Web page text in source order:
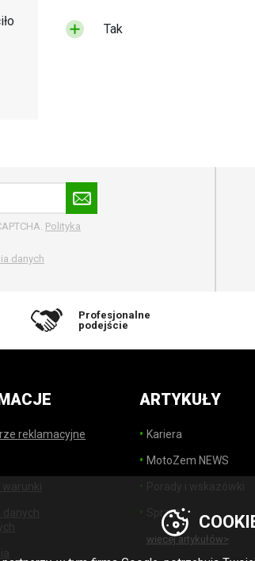
Tak
Polityka
danych
Profesjonalne
podejście
reklamacyjne
ARTYKUŁY
Kariera
MotoZem NEWS
Sprzęt
więcej artykułów>